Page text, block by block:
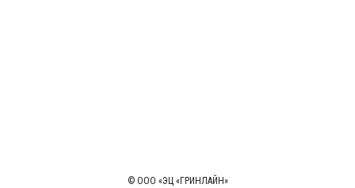
© ООО «ЭЦ «ГРИНЛАЙН»